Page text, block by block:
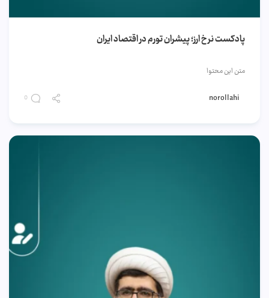
پادکست نرخ ارز؛ پیشران تورم در اقتصاد ایران
متن این محتوا
norollahi
0